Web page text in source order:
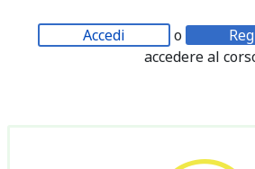
Accedi o
accedere al